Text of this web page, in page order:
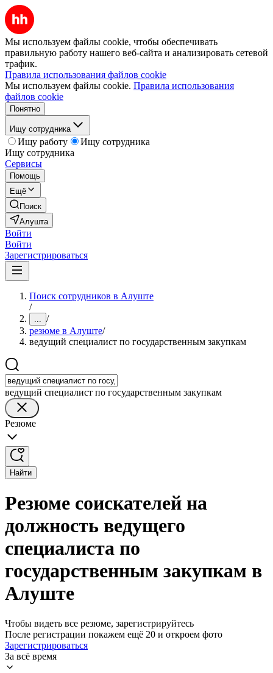
Мы используем файлы cookie, чтобы обеспечивать
правильную работу нашего веб-сайта и анализировать сетевой
трафик.
Правила использования файлов cookie
Мы используем файлы cookie. Правила использования
файлов cookie
Понятно
Ищу сотрудника
Ищу работу
Ищу сотрудника
Ищу сотрудника
Сервисы
Помощь
Ещё
Поиск
Алушта
Войти
Войти
Зарегистрироваться
Поиск сотрудников в Алуште
/
... /
резюме в Алуште/
ведущий специалист по государственным закупкам
ведущий специалист по государственным закупкам
Резюме
Найти
Резюме соискателей на
должность ведущего
специалиста по
государственным закупкам в
Алуште
Чтобы видеть все резюме, зарегистрируйтесь
После регистрации покажем ещё 20 и откроем фото
Зарегистрироваться
За всё время